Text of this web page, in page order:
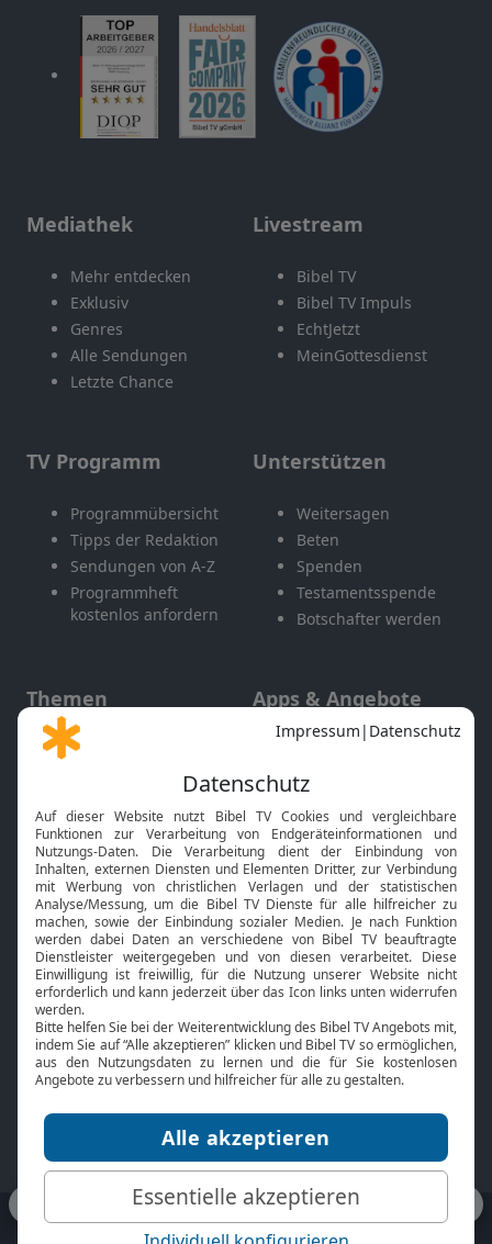
Mediathek
Mehr entdecken
Exklusiv
Genres
Alle Sendungen
Letzte Chance
Livestream
Bibel TV
Bibel TV Impuls
EchtJetzt
MeinGottesdienst
TV Programm
Programmübersicht
Tipps der Redaktion
Sendungen von A-Z
Programmheft
kostenlos anfordern
Unterstützen
Weitersagen
Beten
Spenden
Testamentsspende
Botschafter werden
Themen
Gott und Bibel erklärt
Neuigkeiten
Apps & Angebote
Mobile App
Smart TV
HbbTV
Bibelthek Online-Bibel
Nächster Gottesdienst
Bibel TV
Über uns
Jobs
Mediadaten
Service
Kontakt
TV-Empfang
bibeltv.de: Impressum
Datenschutz